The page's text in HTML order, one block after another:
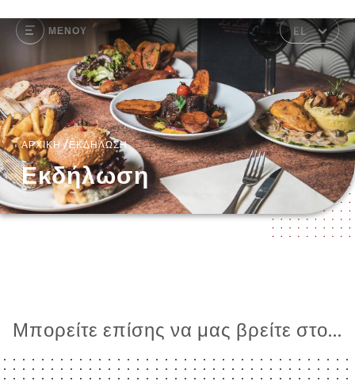
ΜΕΝΟΎ EL
ΑΡΧΙΚΉ/ΕΚΔΉΛΩΣΗ
Εκδήλωση
Μπορείτε επίσης να μας βρείτε στο...